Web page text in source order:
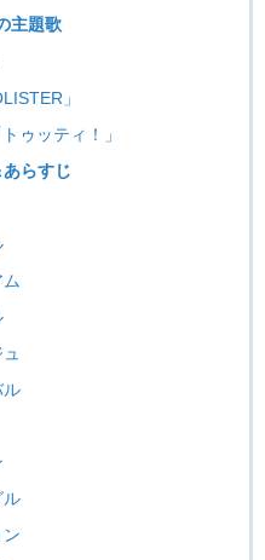
主題歌
」
ゥッティ！」
らすじ
ル
ル